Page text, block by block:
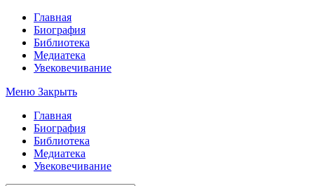
Перейти
содержимому
Главная
Биография
Библиотека
Медиатека
Увековечивание
Меню Закрыть
Главная
Биография
Библиотека
Медиатека
Увековечивание